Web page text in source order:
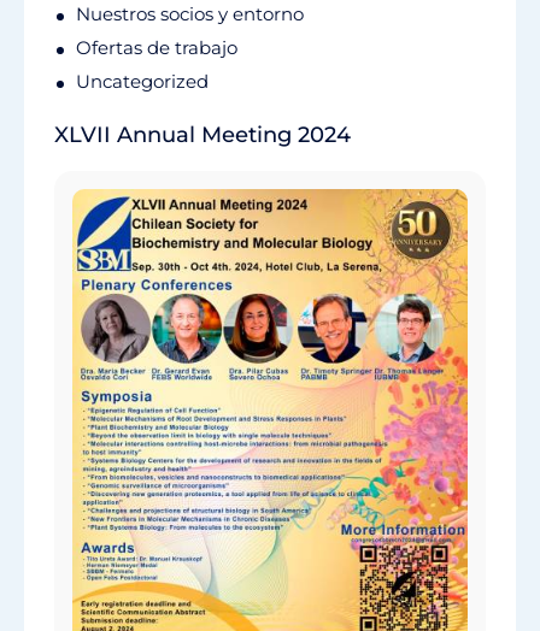
Nuestros socios y entorno
Ofertas de trabajo
Uncategorized
XLVII Annual Meeting 2024